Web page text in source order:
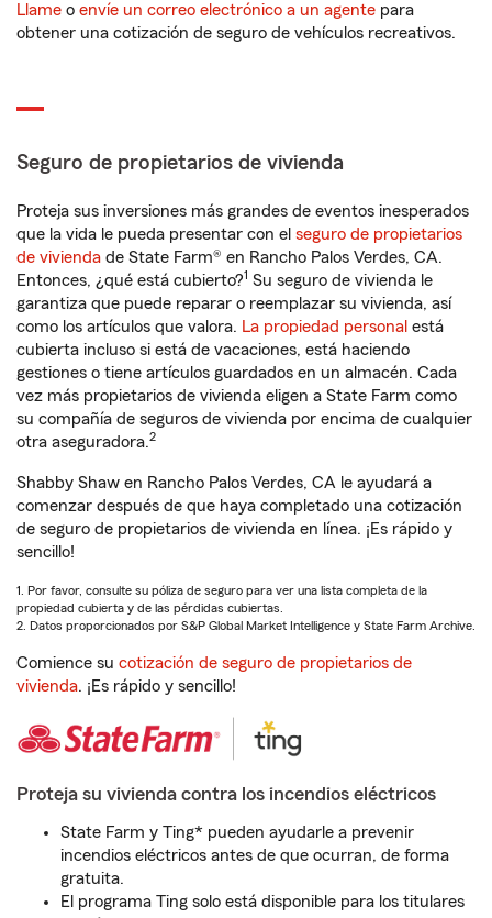
Llame o envíe un correo electrónico a un agente para
obtener una cotización de seguro de vehículos recreativos.
Seguro de propietarios de vivienda
Proteja sus inversiones más grandes de eventos inesperados
que la vida le pueda presentar con el seguro de propietarios
de vivienda de State Farm® en Rancho Palos Verdes, CA.
Entonces, ¿qué está cubierto?1 Su seguro de vivienda le
garantiza que puede reparar o reemplazar su vivienda, así
como los artículos que valora. La propiedad personal está
cubierta incluso si está de vacaciones, está haciendo
gestiones o tiene artículos guardados en un almacén. Cada
vez más propietarios de vivienda eligen a State Farm como
su compañía de seguros de vivienda por encima de cualquier
otra aseguradora.2
Shabby Shaw en Rancho Palos Verdes, CA le ayudará a
comenzar después de que haya completado una cotización
de seguro de propietarios de vivienda en línea. ¡Es rápido y
sencillo!
1. Por favor, consulte su póliza de seguro para ver una lista completa de la
propiedad cubierta y de las pérdidas cubiertas.
2. Datos proporcionados por S&P Global Market Intelligence y State Farm Archive.
Comience su cotización de seguro de propietarios de
vivienda. ¡Es rápido y sencillo!
Proteja su vivienda contra los incendios eléctricos
State Farm y Ting* pueden ayudarle a prevenir
incendios eléctricos antes de que ocurran, de forma
gratuita.
El programa Ting solo está disponible para los titulares